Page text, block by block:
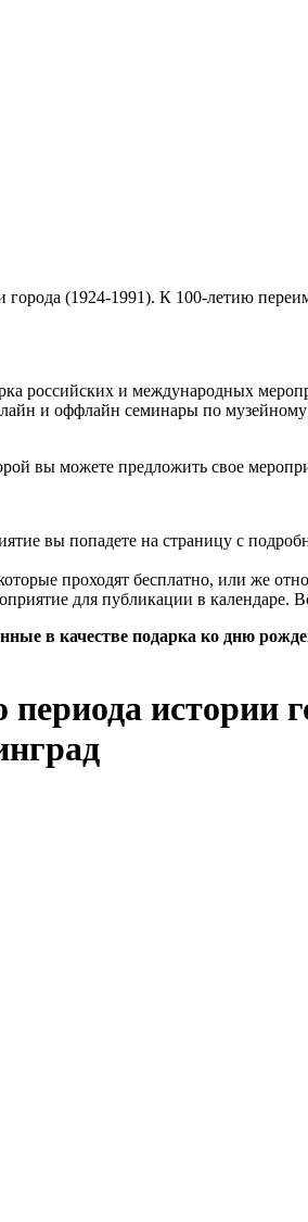
города (1924-1991). К 100-летию
российских и международных
и оффлайн семинары по
вы можете предложить свое
вы попадете на страницу с
проходят бесплатно, или же
для публикации в календаре.
в качестве подарка ко дню
истории